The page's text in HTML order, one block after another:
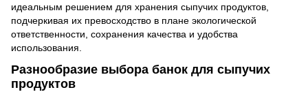
идеальным решением для хранения сыпучих продуктов,
подчеркивая их превосходство в плане экологической
ответственности, сохранения качества и удобства
использования.
Разнообразие выбора банок для сыпучих
продуктов